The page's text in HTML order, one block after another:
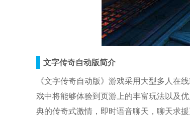
文字传奇自动版简介
《文字传奇自动版》游戏采用大型多人在
戏中将能够体验到页游上的丰富玩法以及
典的传奇式激情，即时语音聊天，聊天求援